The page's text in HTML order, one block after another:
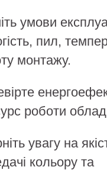
умови
пил,
монтажу.
роботи
увагу на
кольору та